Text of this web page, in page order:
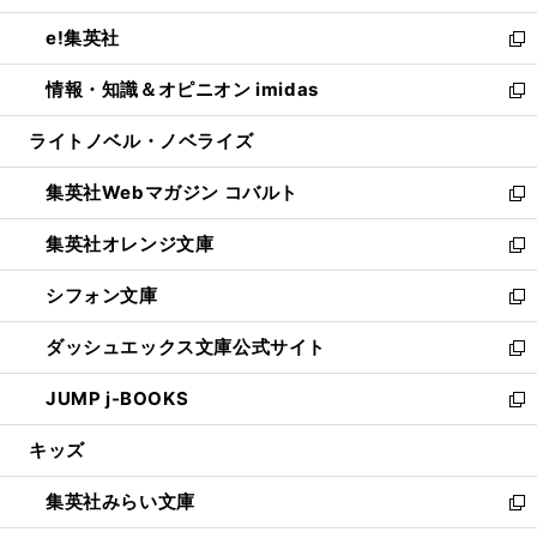
開
く
ウ
で
開
く
ン
ド
ウ
で
開
ウ
ィ
ン
ド
ウ
開
く
し
い
ウ
ィ
ン
ウ
で
開
く
e!集英社
新
し
い
ウ
ン
ド
ウ
で
開
く
情報・知識＆オピニオン imidas
新
し
ウ
ィ
ン
ド
ウ
で
開
く
ライトノベル・ノベライズ
集英社Webマガジン コバルト
新
し
い
ウ
ィ
ン
ド
ウ
で
開
集英社オレンジ文庫
新
し
い
ウ
ィ
ン
ド
ウ
開
く
シフォン文庫
新
し
い
ウ
ィ
ン
ウ
で
開
ダッシュエックス文庫公式サイト
新
し
い
ウ
ン
ド
ウ
JUMP j-BOOKS
新
し
ウ
ィ
ン
キッズ
集英社みらい文庫
新
し